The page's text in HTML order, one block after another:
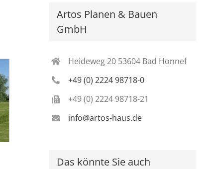
Artos Planen & Bauen
GmbH
Heideweg 20 53604 Bad Honnef
+49 (0) 2224 98718-0
+49 (0) 2224 98718-21
info@artos-haus.de
Das könnte Sie auch